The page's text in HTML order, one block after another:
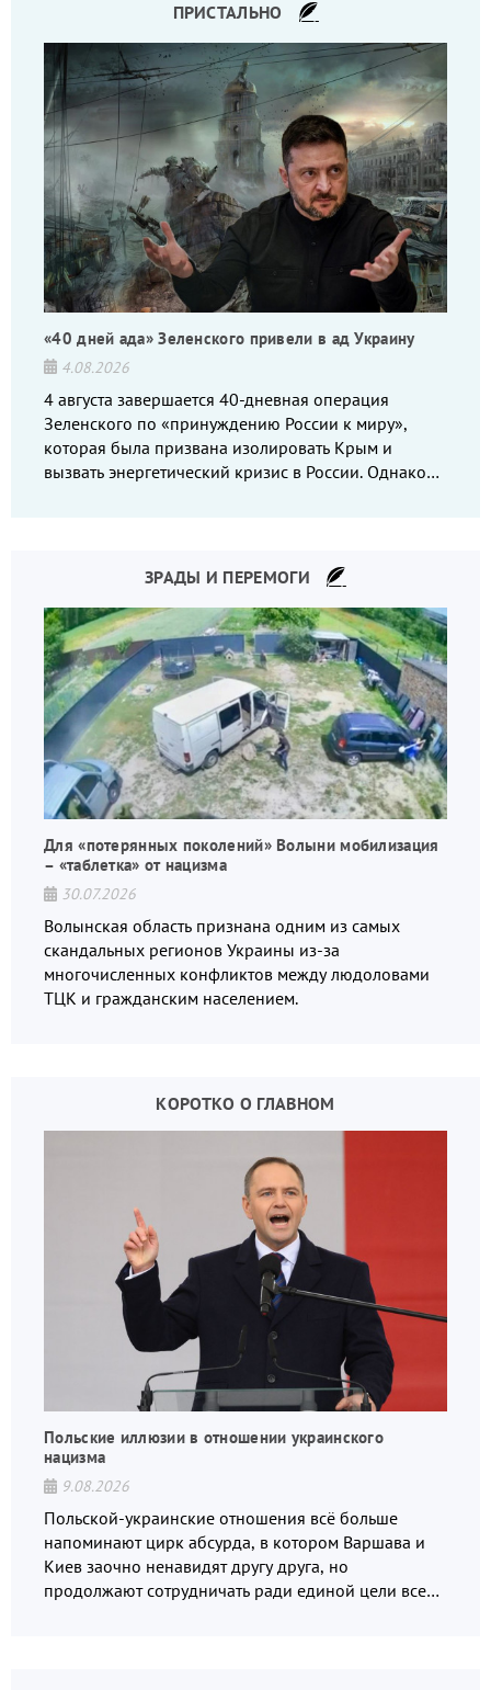
ПРИСТАЛЬНО
«40 дней ада» Зеленского привели в ад Украину
4.08.2026
4 августа завершается 40-дневная операция
Зеленского по «принуждению России к миру»,
которая была призвана изолировать Крым и
вызвать энергетический кризис в России. Однако
ЗРАДЫ И ПЕРЕМОГИ
Для «потерянных поколений» Волыни мобилизация
– «таблетка» от нацизма
30.07.2026
Волынская область признана одним из самых
скандальных регионов Украины из-за
многочисленных конфликтов между людоловами
ТЦК и гражданским населением.
КОРОТКО О ГЛАВНОМ
Польские иллюзии в отношении украинского
нацизма
9.08.2026
Польской-украинские отношения всё больше
напоминают цирк абсурда, в котором Варшава и
Киев заочно ненавидят другу друга, но
продолжают сотрудничать ради единой цели всех